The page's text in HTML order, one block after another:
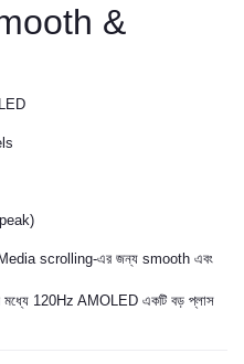
&
Media scrolling-এর জন্য smooth এবং
120Hz AMOLED একটি বড় প্লাস